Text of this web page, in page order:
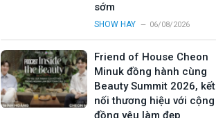
sớm
SHOW HAY 06/08/2026
Friend of House Cheon
Minuk đồng hành cùng
Beauty Summit 2026, kết
nối thương hiệu với cộng
đồng yêu làm đẹp